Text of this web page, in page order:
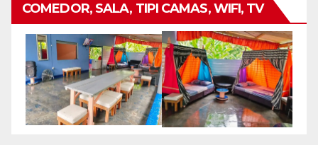
COMEDOR, SALA, TIPI CAMAS, WIFI, TV